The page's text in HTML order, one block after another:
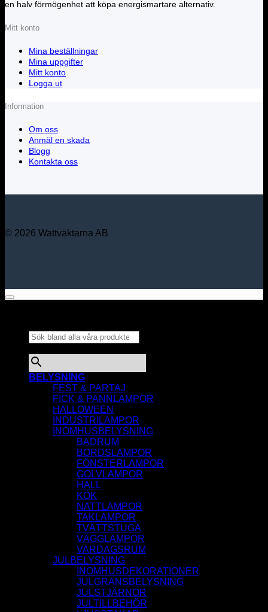
en halv förmögenhet att köpa energismartare alternativ.
Mitt konto
Mina beställningar
Mina uppgifter
Mitt konto
Logga ut
Information
Om oss
Anmäl en skada
Blogg
Kontakta oss
© 2026 Wattväktarna AB
BELYSNING
FEST & PARTAJ
FICK & PANNLAMPOR
HALLOWEEN
INDUSTRILAMPOR
INOMHUSBELYSNING
BADRUM
BORDSLAMPOR
FÖNSTERLAMPOR
GOLVLAMPOR
HALL
KÖK
NATTLAMPOR
TAKLAMPOR
TVÄTTSTUGA
VÄGGLAMPOR
VARDAGSRUM
JULBELYSNING
INOMHUSDEKORATIONER
JULGRANSBELYSNING
JULSTJÄRNOR
JULTILLBEHÖR